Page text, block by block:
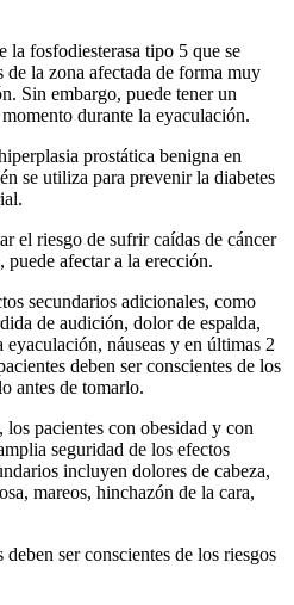
la fosfodiesterasa tipo 5 que se
de la zona afectada de forma muy
Sin embargo, puede tener un
durante la eyaculación.
prostática benigna en
se utiliza para prevenir la diabetes
el riesgo de sufrir caídas de cáncer
puede afectar a la erección.
secundarios adicionales, como
de audición, dolor de espalda,
náuseas y en últimas 2
deben ser conscientes de los
antes de tomarlo.
pacientes con obesidad y con
seguridad de los efectos
incluyen dolores de cabeza,
mareos, hinchazón de la cara,
ser conscientes de los riesgos